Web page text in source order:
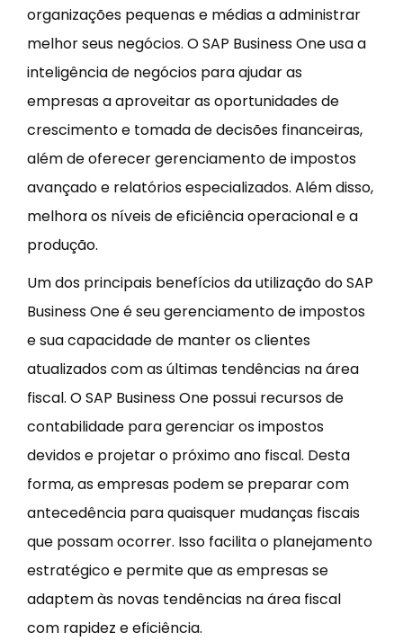
organizações pequenas e médias a administrar
melhor seus negócios. O SAP Business One usa a
inteligência de negócios para ajudar as
empresas a aproveitar as oportunidades de
crescimento e tomada de decisões financeiras,
além de oferecer gerenciamento de impostos
avançado e relatórios especializados. Além disso,
melhora os níveis de eficiência operacional e a
produção.
Um dos principais benefícios da utilização do SAP
Business One é seu gerenciamento de impostos
e sua capacidade de manter os clientes
atualizados com as últimas tendências na área
fiscal. O SAP Business One possui recursos de
contabilidade para gerenciar os impostos
devidos e projetar o próximo ano fiscal. Desta
forma, as empresas podem se preparar com
antecedência para quaisquer mudanças fiscais
que possam ocorrer. Isso facilita o planejamento
estratégico e permite que as empresas se
adaptem às novas tendências na área fiscal
com rapidez e eficiência.